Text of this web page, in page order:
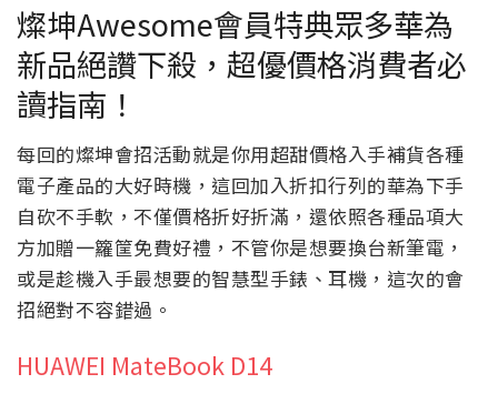
燦坤Awesome會員特典眾多華為
新品絕讚下殺，超優價格消費者必
讀指南！
每回的燦坤會招活動就是你用超甜價格入手補貨各種
電子產品的大好時機，這回加入折扣行列的華為下手
自砍不手軟，不僅價格折好折滿，還依照各種品項大
方加贈一籮筐免費好禮，不管你是想要換台新筆電，
或是趁機入手最想要的智慧型手錶、耳機，這次的會
招絕對不容錯過。
HUAWEI MateBook D14